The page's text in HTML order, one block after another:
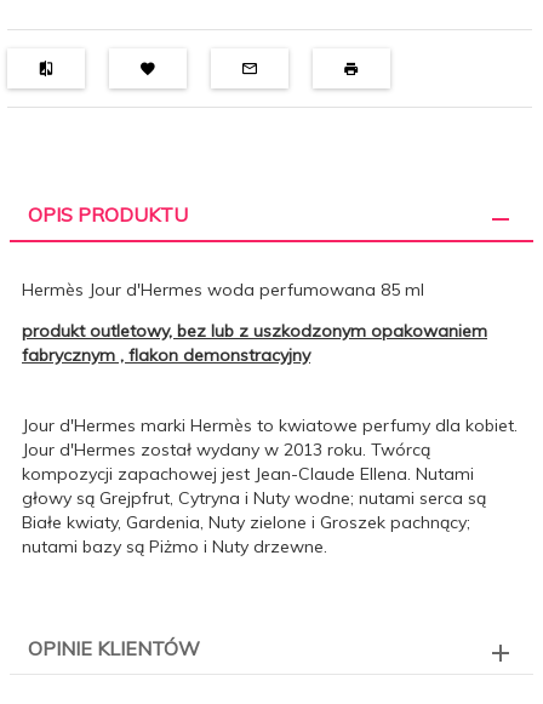
OPIS PRODUKTU
Hermès Jour d'Hermes woda perfumowana 85 ml
produkt outletowy, bez lub z uszkodzonym opakowaniem
fabrycznym , flakon demonstracyjny
Jour d'Hermes marki Hermès to kwiatowe perfumy dla kobiet.
Jour d'Hermes został wydany w 2013 roku. Twórcą
kompozycji zapachowej jest Jean-Claude Ellena. Nutami
głowy są Grejpfrut, Cytryna i Nuty wodne; nutami serca są
Białe kwiaty, Gardenia, Nuty zielone i Groszek pachnący;
nutami bazy są Piżmo i Nuty drzewne.
OPINIE KLIENTÓW